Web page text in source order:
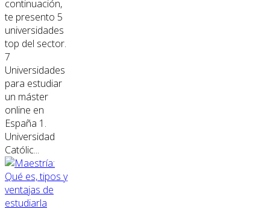
continuación,
te presento 5
universidades
top del sector.
7
Universidades
para estudiar
un máster
online en
España 1.
Universidad
Católic...